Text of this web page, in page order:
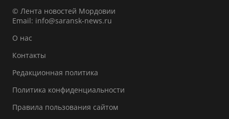
© Лента новостей Мордовии
Email: info@saransk-news.ru
О нас
Контакты
Редакционная политика
Политика конфиденциальности
Правила пользования сайтом